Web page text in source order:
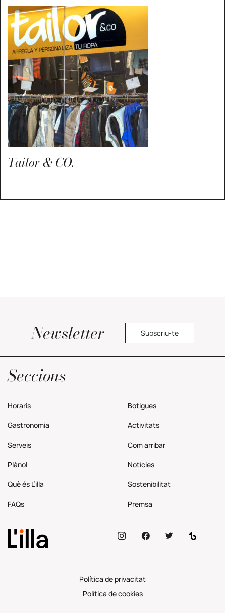
Tailor & CO.
Newsletter Subscriu-te
Seccions
Horaris Botigues
Gastronomia Activitats
Serveis Comarribar
Plànol Notícies
Què és L’illa Sostenibilitat
FAQs Premsa
Política de privacitat
Política de cookies